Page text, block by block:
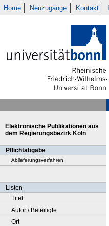
Home Neuzugänge Kontakt
Elektronische Publikationen aus
dem Regierungsbezirk Köln
Pflichtabgabe
Ablieferungsverfahren
Listen
Titel
Autor / Beteiligte
Ort